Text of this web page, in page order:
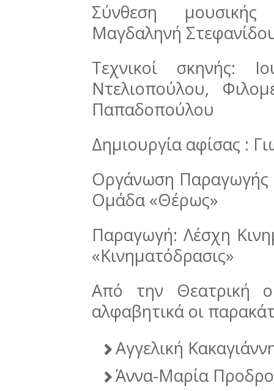
Σύνθεση
Μαγδαληνή
Τεχνικοί σκηνής:
Ντελιοπούλου,
Παπαδοπούλου
Δημιουργία αφίσας :
Οργάνωση Παραγωγής
Ομάδα «Θέρως»
Παραγωγή: Λέσχη
«Κινηματόδρασις»
Από την Θεατρική
αλφαβητικά οι
Αγγελική
Άννα-Μαρία